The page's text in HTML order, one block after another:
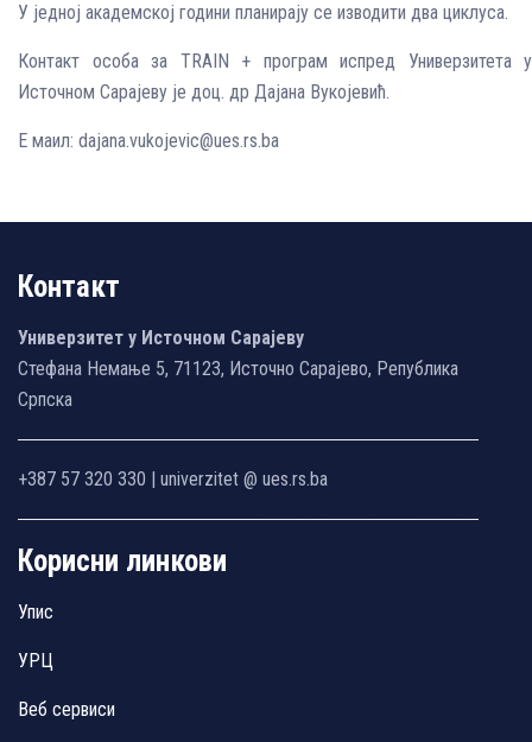
У једној академској години планирају се изводити два циклуса.
Контакт особа за TRAIN + програм испред Универзитета у
Источном Сарајеву је доц. др Дајана Вукојевић.
Е маил: dajana.vukojevic@ues.rs.ba
Контакт
Универзитет у Источном Сарајеву
Стефана Немање 5, 71123, Источно Сарајево, Република
Српска
+387 57 320 330 | univerzitet @ ues.rs.ba
Корисни линкови
Упис
УРЦ
Веб сервиси